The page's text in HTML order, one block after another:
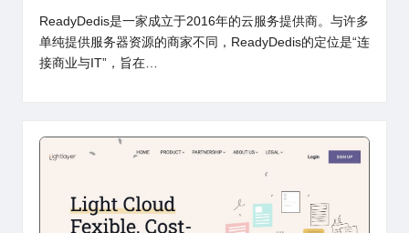
ReadyDedis是一家成立于2016年的云服务提供商。与许多
单纯提供服务器资源的商家不同，ReadyDedis的定位是“连
接商业与IT”，旨在…